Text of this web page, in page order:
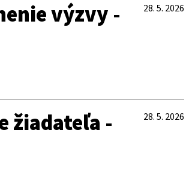
výzvy -
28. 5. 2026
žiadateľa -
28. 5. 2026